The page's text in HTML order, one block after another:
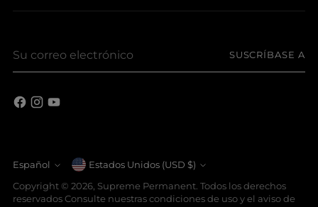
correo
SUSCRÍBASE A
idioma
Español moneda Estados Unidos (USD $)
Copyright © 2026, Supreme Permanent. Todos los derechos
reservados Consulte nuestras condiciones de uso y el aviso de